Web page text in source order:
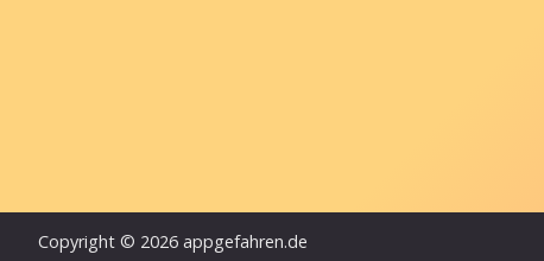
Copyright © 2026 appgefahren.de